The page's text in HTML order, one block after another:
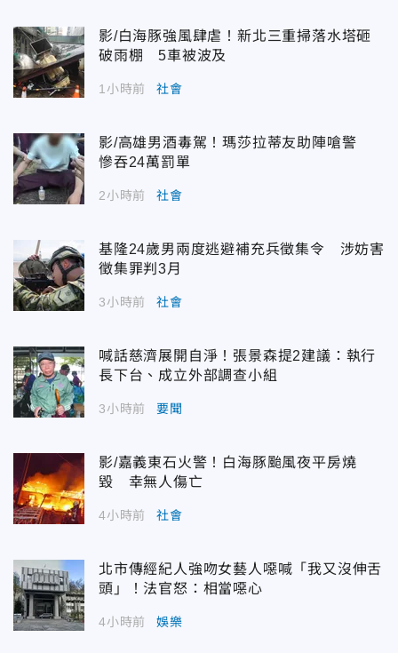
影/白海豚強風肆虐！新北三重掃落水塔砸
破雨棚 5車被波及
1小時前 社會
影/高雄男酒毒駕！瑪莎拉蒂友助陣嗆警
慘吞24萬罰單
2小時前 社會
基隆24歲男兩度逃避補充兵徵集令 涉妨害
徵集罪判3月
3小時前 社會
喊話慈濟展開自淨！張景森提2建議：執行
長下台、成立外部調查小組
3小時前 要聞
影/嘉義東石火警！白海豚颱風夜平房燒
毀 幸無人傷亡
4小時前 社會
北市傳經紀人強吻女藝人噁喊「我又沒伸舌
頭」！法官怒：相當噁心
4小時前 娛樂